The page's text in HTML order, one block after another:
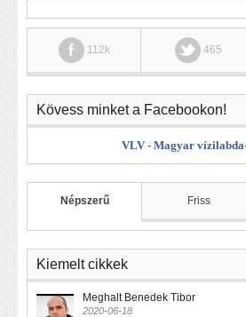
112k 465
Kövess minket a Facebookon!
VLV - Magyar
Népszerű Friss
Kiemelt cikkek
Meghalt Benedek Tibor
2020-06-18